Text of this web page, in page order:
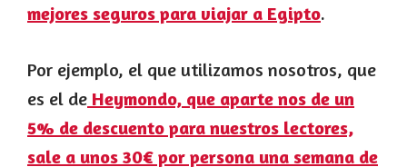
mejores seguros para viajar a Egipto.
Por ejemplo, el que utilizamos nosotros, que
es el de Heymondo, que aparte nos de un
5% de descuento para nuestros lectores,
sale a unos 30€ por persona una semana de